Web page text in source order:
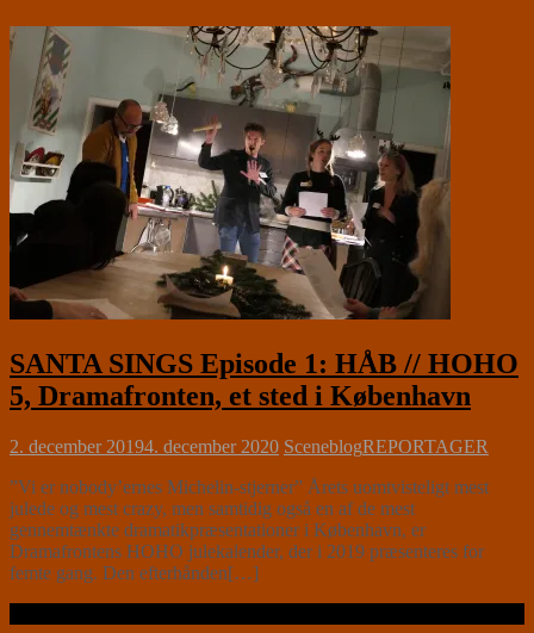
SANTA SINGS Episode 1: HÅB // HOHO
5, Dramafronten, et sted i København
2. december 20194. december 2020 SceneblogREPORTAGER
”Vi er nobody’ernes Michelin-stjerner” Årets uomtvisteligt mest
julede og mest crazy, men samtidig også en af de mest
gennemtænkte dramatikpræsentationer i København, er
Dramafrontens HOHO julekalender, der i 2019 præsenteres for
femte gang. Den efterhånden[…]